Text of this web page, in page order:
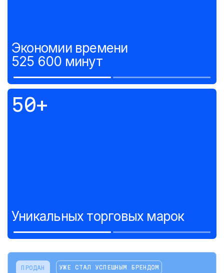
Экономии времени
525 600 минут
50+
Уникальных торговых марок
ПРОДАН УЖЕ СТАЛ УСПЕШНЫМ БРЕНДОМ